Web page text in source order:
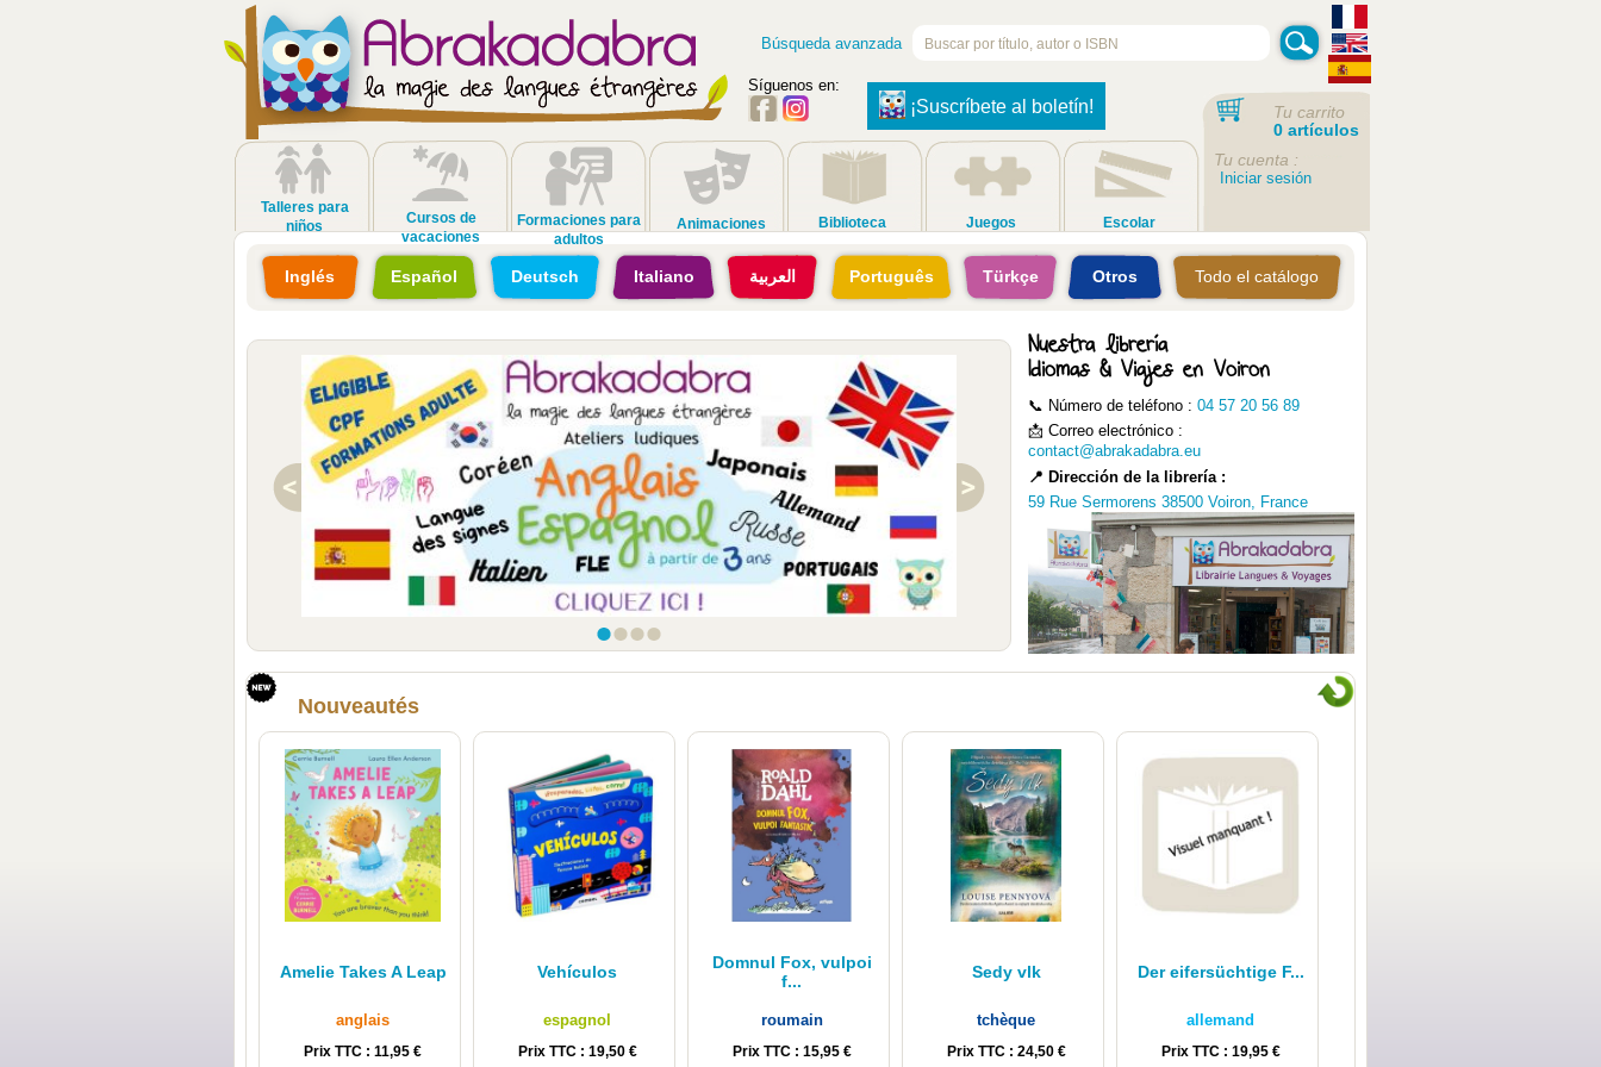
Búsqueda avanzada
Síguenos en:
¡Suscríbete al boletín!
Talleres para
niños
Cursos de
vacaciones
Formaciones para
adultos
Animaciones Biblioteca Juegos Escolar
Tu carrito
0 artículos
Tu cuenta :
Iniciar sesión
Inglés Español Deutsch Italiano العربية Português Türkçe Otros Todo el catálogo
1 2 3 4
Nuestra librería
Idiomas & Viajes en Voiron
📞 Número de teléfono : 04 57 20 56 89
📩 Correo electrónico :
contact@abrakadabra.eu
📍 Dirección de la librería :
59 Rue Sermorens 38500 Voiron, France
¡Descúbrenos!
Nouveautés
Amelie Takes A Leap
anglais
Prix TTC : 11,95 €
Vehículos
espagnol
Prix TTC : 19,50 €
Domnul Fox, vulpoi
f...
roumain
Prix TTC : 15,95 €
Sedy vlk
tchèque
Prix TTC : 24,50 €
Der eifersüchtige F...
allemand
Prix TTC : 19,95 €